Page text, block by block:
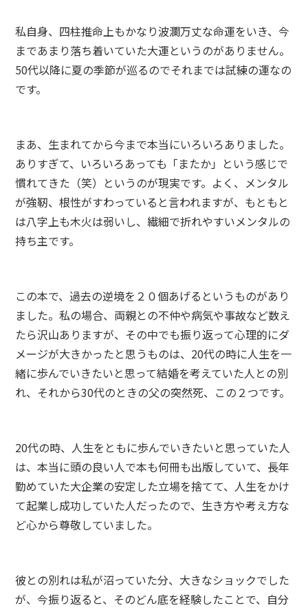
私自身、四柱推命上もかなり波瀾万丈な命運をいき、今
まであまり落ち着いていた大運というのがありません。
50代以降に夏の季節が巡るのでそれまでは試練の運なの
です。
まあ、生まれてから今まで本当にいろいろありました。
ありすぎて、いろいろあっても「またか」という感じで
慣れてきた（笑）というのが現実です。よく、メンタル
が強靭、根性がすわっていると言われますが、もともと
は八字上も木火は弱いし、繊細で折れやすいメンタルの
持ち主です。
この本で、過去の逆境を２０個あげるというものがあり
ました。私の場合、両親との不仲や病気や事故など数え
たら沢山ありますが、その中でも振り返って心理的にダ
メージが大きかったと思うものは、20代の時に人生を一
緒に歩んでいきたいと思って結婚を考えていた人との別
れ、それから30代のときの父の突然死、この２つです。
20代の時、人生をともに歩んでいきたいと思っていた人
は、本当に頭の良い人で本も何冊も出版していて、長年
勤めていた大企業の安定した立場を捨てて、人生をかけ
て起業し成功していた人だったので、生き方や考え方な
ど心から尊敬していました。
彼との別れは私が沼っていた分、大きなショックでした
が、今振り返ると、そのどん底を経験したことで、自分